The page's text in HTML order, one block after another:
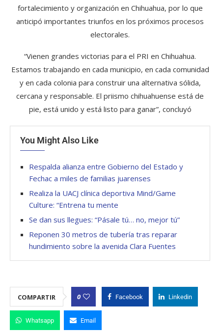
fortalecimiento y organización en Chihuahua, por lo que
anticipó importantes triunfos en los próximos procesos
electorales.
“Vienen grandes victorias para el PRI en Chihuahua.
Estamos trabajando en cada municipio, en cada comunidad
y en cada colonia para construir una alternativa sólida,
cercana y responsable. El priismo chihuahuense está de
pie, está unido y está listo para ganar”, concluyó
You Might Also Like
Respalda alianza entre Gobierno del Estado y
Fechac a miles de familias juarenses
Realiza la UACJ clínica deportiva Mind/Game
Culture: “Entrena tu mente
Se dan sus llegues: “Pásale tú… no, mejor tú”
Reponen 30 metros de tubería tras reparar
hundimiento sobre la avenida Clara Fuentes
COMPARTIR 0 Facebook Linkedin
Whatsapp Email